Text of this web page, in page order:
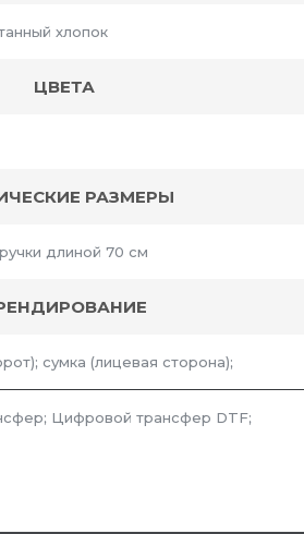
хлопок
ЦВЕТА
РАЗМЕРЫ
длиной 70 см
сумка (лицевая сторона);
Цифровой трансфер DTF;